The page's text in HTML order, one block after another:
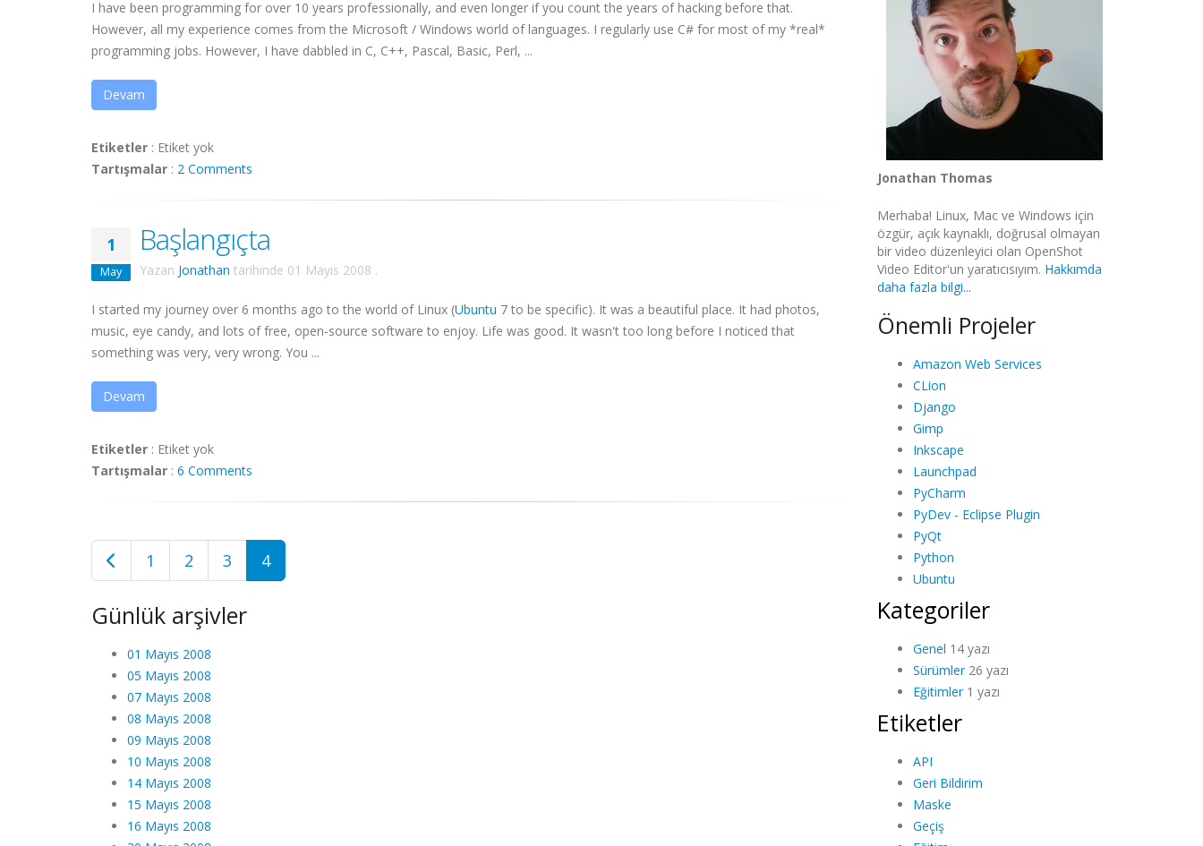
I have been programming for over 10 years professionally, and even longer if you count the years of hacking before that.
However, all my experience comes from the Microsoft / Windows world of languages. I regularly use C# for most of my *real*
programming jobs. However, I have dabbled in C, C++, Pascal, Basic, Perl, ...
Devam
Etiketler : Etiket yok
Tartışmalar : 2 Comments
1
May
Başlangıçta
Yazan Jonathan tarihinde 01 Mayıs 2008 .
I started my journey over 6 months ago to the world of Linux (Ubuntu 7 to be specific). It was a beautiful place. It had photos,
music, eye candy, and lots of free, open-source software to enjoy. Life was good. It wasn't too long before I noticed that
something was very, very wrong. You ...
Devam
Etiketler : Etiket yok
Tartışmalar : 6 Comments
1 2 3 4
Günlük arşivler
01 Mayıs 2008
05 Mayıs 2008
07 Mayıs 2008
08 Mayıs 2008
09 Mayıs 2008
10 Mayıs 2008
14 Mayıs 2008
15 Mayıs 2008
16 Mayıs 2008
Jonathan Thomas
Merhaba! Linux, Mac ve Windows için
özgür, açık kaynaklı, doğrusal olmayan
bir video düzenleyici olan OpenShot
Video Editor'un yaratıcısıyım. Hakkımda
daha fazla bilgi...
Önemli Projeler
Amazon Web Services
CLion
Django
Gimp
Inkscape
Launchpad
PyCharm
PyDev - Eclipse Plugin
PyQt
Python
Ubuntu
Kategoriler
Genel 14 yazı
Sürümler26 yazı
Eğitimler1 yazı
Etiketler
API
Geri Bildirim
Maske
Geçiş